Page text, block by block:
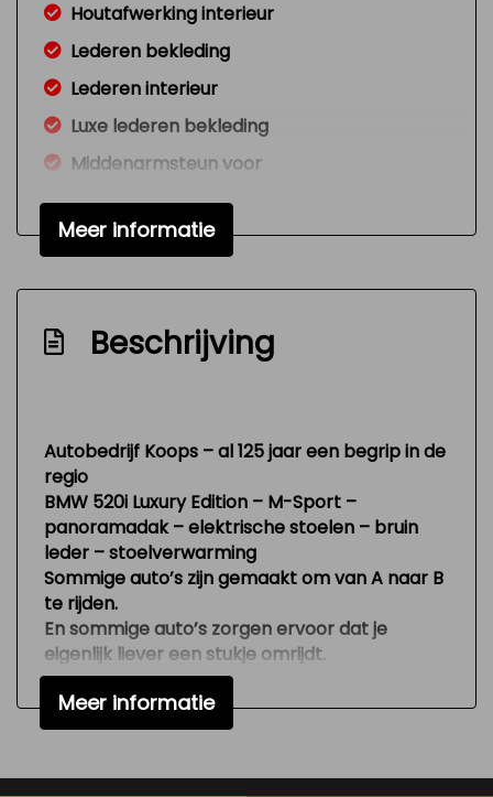
Houtafwerking interieur
Lederen bekleding
Lederen interieur
Luxe lederen bekleding
Middenarmsteun voor
Sportstuur
Stuur leder
Exterieur
Centrale vergrendeling met
afstandsbediening
Dimlichten automatisch
Elektrisch glazen schuif-/kanteldak
Glazen schuifdak
Koplampreiniging
Lichtmetalen velgen 17"
Park distance control
Meer informatie
Beschrijving
Autobedrijf Koops – al 125 jaar een begrip in de
regio
BMW 520i Luxury Edition – M-Sport –
panoramadak – elektrische stoelen – bruin
leder – stoelverwarming
Sommige auto’s zijn gemaakt om van A naar B
te rijden.
En sommige auto’s zorgen ervoor dat je
eigenlijk liever een stukje omrijdt.
Deze BMW 520i Luxury Edition hoort absoluut in
die laatste categorie. Zodra je instapt merk je
het direct: luxe, rust en kwaliteit. Het interieur
afwerking geeft direct een warm en premium
Meer informatie